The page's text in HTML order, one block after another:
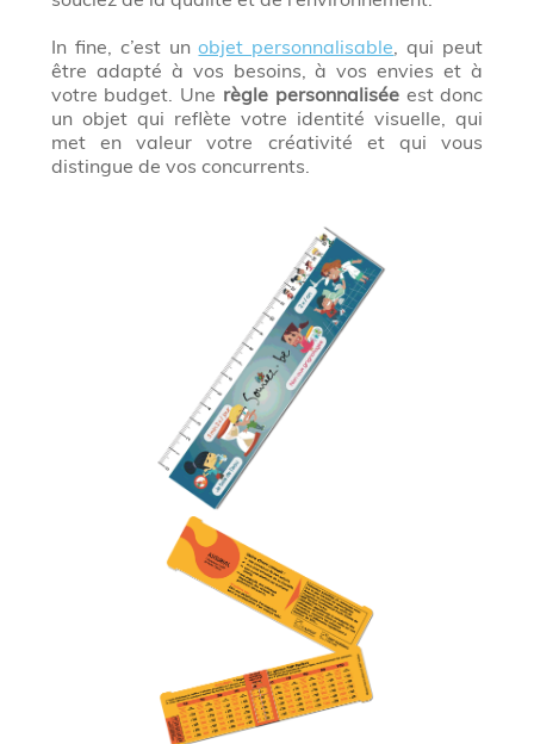
In fine, c’est unobjet personnalisable, qui peut
être adapté à vos besoins, à vos envies et à
votre budget. Une règle personnaliséeest donc
un objet qui reflète votre identité visuelle, qui
met en valeur votre créativité et qui vous
distingue de vos concurrents.